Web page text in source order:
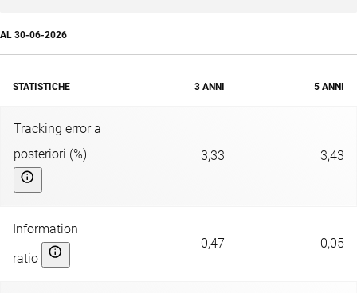
AL 30-06-2026
STATISTICHE 3 ANNI 5 ANNI
Tracking error a
posteriori (%)
3,33 3,43
Information
ratio
-0,47 0,05